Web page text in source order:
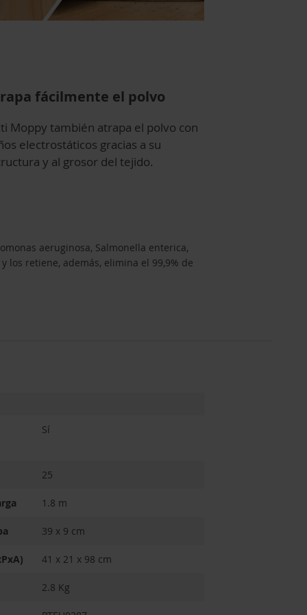
fácilmente el polvo
Moppy también atrapa el polvo con
electrostáticos gracias a su
y al grosor del tejido.
aeruginosa, Salmonella enterica,
los retiene, además, elimina el 99,9% de
Sí
25
1.8 m
39 x 9 cm
41 x 21 x 98 cm
2.8 Kg